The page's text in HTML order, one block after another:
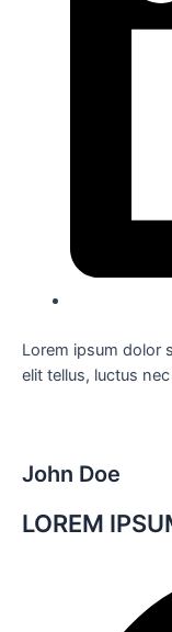
Lorem ipsum dolor
elit tellus, luctus
John Doe
LOREM